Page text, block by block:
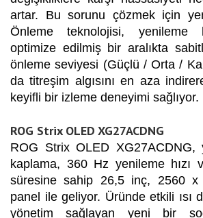
artar. Bu sorunu çözmek için
Önleme teknolojisi, yenileme
optimize edilmiş bir aralıkta
önleme seviyesi (Güçlü / Orta /
da titreşim algısını en aza
keyifli bir izleme deneyimi sağlıyor.
ROG Strix OLED XG27ACDNG
ROG Strix OLED XG27ACDNG,
kaplama, 360 Hz yenileme hızı
süresine sahip 26,5 inç, 2560 x
panel ile geliyor. Üründe etkili ısı
yönetim sağlayan yeni bir